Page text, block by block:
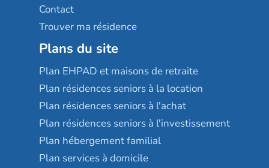
Contact
Trouver ma résidence
Plans du site
Plan EHPAD et maisons de retraite
Plan résidences seniors à la location
Plan résidences seniors à l'achat
Plan résidences seniors à l'investissement
Plan hébergement familial
Plan services à domicile